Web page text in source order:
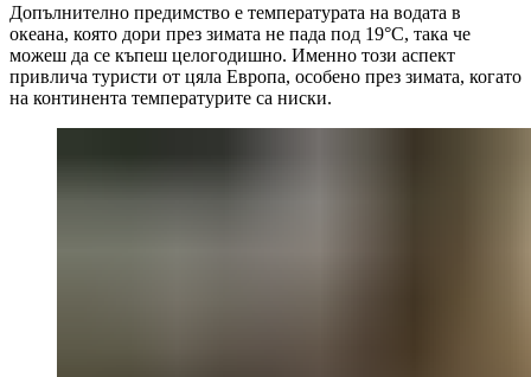
Допълнително предимство е температурата на водата в
океана, която дори през зимата не пада под 19°C, така че
можеш да се къпеш целогодишно. Именно този аспект
привлича туристи от цяла Европа, особено през зимата, когато
на континента температурите са ниски.